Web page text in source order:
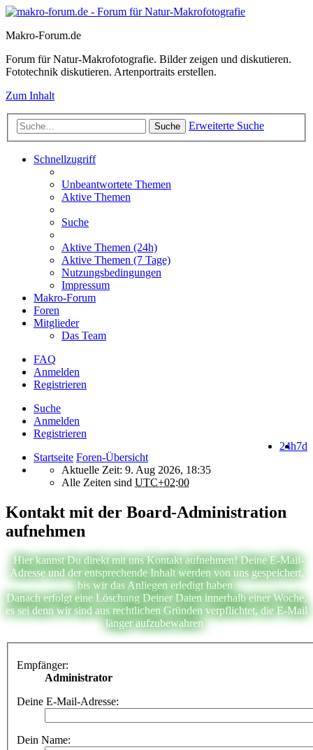
Makro-Forum.de
Forum für Natur-Makrofotografie. Bilder zeigen und diskutieren.
Fototechnik diskutieren. Artenportraits erstellen.
Zum Inhalt
Suche Erweiterte Suche
Schnellzugriff
Unbeantwortete Themen
Aktive Themen
Suche
Aktive Themen (24h)
Aktive Themen (7 Tage)
Nutzungsbedingungen
Impressum
Makro-Forum
Foren
Mitglieder
Das Team
FAQ
Anmelden
Registrieren
Suche
Anmelden
Registrieren
7d
24h
Startseite Foren-Übersicht
Aktuelle Zeit: 9. Aug 2026, 18:35
Alle Zeiten sind UTC+02:00
Kontakt mit der Board-Administration
aufnehmen
Hier kannst Du direkt mit uns Kontakt aufnehmen! Deine E-Mail-
Adresse und der entsprechende Inhalt werden von uns gespeichert,
bis wir das Anliegen erledigt haben.
Danach erfolgt eine Löschung Deiner Daten innerhalb einer Woche,
es sei denn wir sind aus rechtlichen Gründen verpflichtet, die E-Mail
länger aufzubewahren
Empfänger:
Administrator
Deine E-Mail-Adresse:
Dein Name: